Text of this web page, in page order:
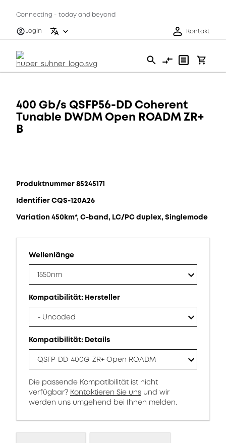
Connecting - today and beyond
Login
Kontakt
400 Gb/s QSFP56-DD Coherent
Tunable DWDM Open ROADM ZR+
B
Produktnummer 85245171
Identifier CQS-120A26
Variation 450km*, C-band, LC/PC duplex, Singlemode
Wellenlänge
1550nm
Kompatibilität: Hersteller
- Uncoded
Kompatibilität: Details
QSFP-DD-400G-ZR+ Open ROADM
Die passende Kompatibilität ist nicht
verfügbar? Kontaktieren Sie uns und wir
werden uns umgehend bei Ihnen melden.